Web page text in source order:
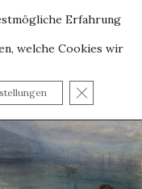
ohne
Erfahrung
welche Cookies wir
GDPR